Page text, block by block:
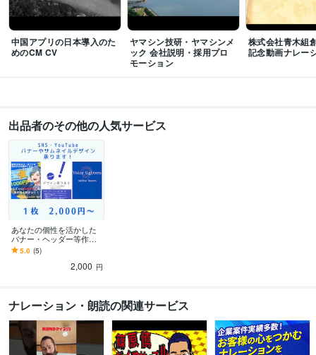
ビジネス・クリエイティブツール
Wix:5年 WordPress:3年ペライチ:3年Excel:15年Google サイト:5年
Google スプレッドシート:15年Google スライド:10年
Google ドキュメント:10年PowerPoint:10年Word:10年弥生会計:3年
Adobe Photoshop:1年Adobe Premiere Pro:1年
iMovie:1年Adobe Illustrator:1年Canva:3年ibisPaint:5年iZotope RX:3年
広告 アニメ 保育 声優 ナレーション
中性
低い声
オンラインレッスン・習い事
起業 子育て 在宅ワーク
中国アプリの日本導入のた
めのCM CV
ヤマシン技研・ヤマシンメ
ック 会社説明・採用プロ
モーション
株式会社青木組
記念動画ナレー
出品者のその他の人気サービス
あなたの個性を活かした
バナー・ヘッダー等作り
ます お使いのバナーアレ
ンジもOK！宅録ナレータ
ー・声優応援企画！
5.0 (5)
2,000 円
ナレーション・朗読の関連サービス